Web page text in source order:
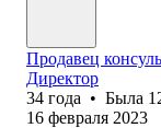
Продавец
Директор
34 года • Была
16 февраля 2023